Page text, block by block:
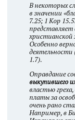
В некоторых
в значении
7.25; 1 Кор
представляет
христианской
Особенно
деятельности
1.7).
Оправдание
выкупившего
властью
платы за
очень рано
Например, в